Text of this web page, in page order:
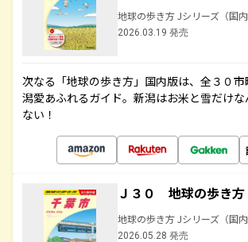
地球の歩き方 Jシリーズ（国内
2026.03.19 発売
次なる「地球の歩き方」国内版は、全３０
潟愛あふれるガイド。新潟はお米と雪だけな
ない！
Ｊ３０ 地球の歩き
地球の歩き方 Jシリーズ（国内
2026.05.28 発売